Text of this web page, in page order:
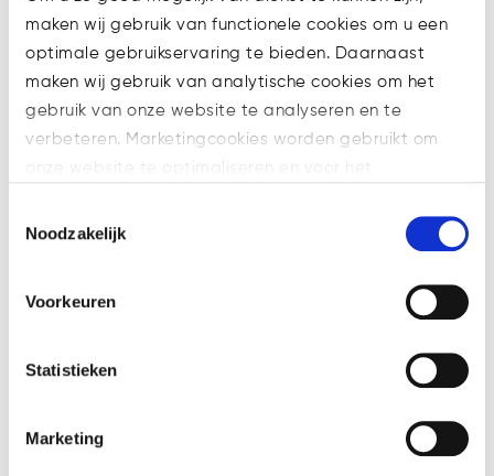
maken wij gebruik van functionele cookies om u een
optimale gebruikservaring te bieden. Daarnaast
maken wij gebruik van analytische cookies om het
gebruik van onze website te analyseren en te
verbeteren. Marketingcookies worden gebruikt om
Welke cookies wij gebruiken, ziet u in de cookiebalk
hieronder. Mocht u meer informatie willen over onze
op: https://watsonlaw.nl/privacy/
Noodzakelijk
Voorkeuren
Statistieken
Marketing
Curator van Iduna, een
internationaal
beursgenoteerd bedrijf
actief in de lingeriebranche,
actief op 3 continenten.